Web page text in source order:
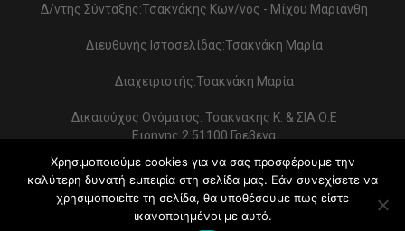
Δ/ντης Σύνταξης:Τσακνάκης Κων/νος - Μίχου Μαριάνθη
Διευθυνής Ιστοσελίδας:Τσακνάκη Μαρία
Διαχειριστής:Τσακνάκη Μαρία
Δικαιούχος Ονόματος: Τσακνακης Κ. & ΣΙΑ Ο.Ε
Ειρηνης 2 51100 Γρεβενα
Στοιχεία επικοινωνίας:
2462022086 - typoekdotikh@gmail.com
Κατασκευή Ιστοσελίδας:
PrimeWebify
Χρησιμοποιούμε cookies για να σας προσφέρουμε την
καλύτερη δυνατή εμπειρία στη σελίδα μας. Εάν συνεχίσετε να
χρησιμοποιείτε τη σελίδα, θα υποθέσουμε πως είστε
ικανοποιημένοι με αυτό.